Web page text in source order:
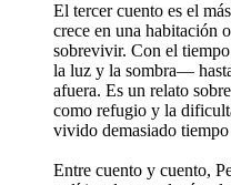
El tercer cuento es el
crece en una habitación
sobrevivir. Con el
la luz y la sombra—
afuera. Es un relato
como refugio y la
vivido demasiado
Entre cuento y cuento,